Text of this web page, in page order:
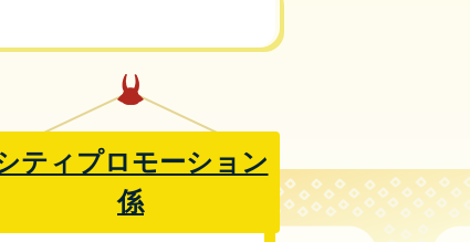
ティプロモーション
係